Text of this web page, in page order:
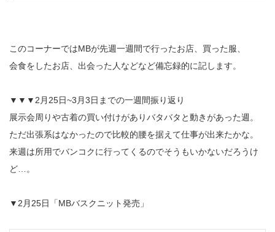
このコーナーではMBが先週一週間で行ったお店、買った服、
会食をしたお店、出会った人などなど備忘録的に記します。
▼▼▼2月25日~3月3日までの一週間振り返り
展示会周りや古着の買い付けがありバタバタと動きがあった週。
ただ出張系はなかったので比較的腰を据えて仕事が出来たかな。
来週は所用でバンコクに行ってくるのでそうもいかないだろうけ
ど…。
▼2月25日「MBバスクニット発売」